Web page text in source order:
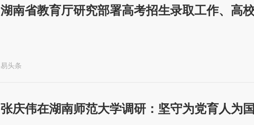
湖南省教育厅研究部署高考招生录取工作、高
易头条
张庆伟在湖南师范大学调研：坚守为党育人为